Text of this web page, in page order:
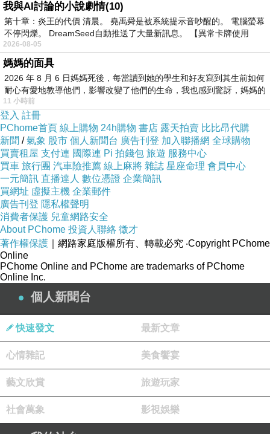
店內位置不多,不超過10席
我與AI討論的小說劇情(10)
第十章：炎王的代價 清晨。 堯禹舜是被系統提示音吵醒的。 電腦螢幕
不停閃爍。 DreamSeed自動推送了大量新訊息。 【異常卡牌使用
2026-08-05
媽媽的面具
2026 年 8 月 6 日媽媽死後，每當讀到她的學生和好友寫到其生前如何
耐心有愛地教導他們，影響改變了他們的生命，我也感到驚訝，媽媽的
11 小時前
登入 註冊
PChome首頁 線上購物 24h購物 書店 露天拍賣 比比昂代購
新聞 /氣象 股市 個人新聞台 廣告刊登 加入聯播網 全球購物
買賣租屋 支付連 國際連 Pi 拍錢包 旅遊 服務中心
買車 旅行團 汽車險推薦 線上麻將 雜誌 星座命理 會員中心
一元簡訊 直播達人 數位憑證 企業簡訊
買網址 虛擬主機 企業郵件
廣告刊登 隱私權聲明
消費者保護 兒童網路安全
About PChome 投資人聯絡 徵才
著作權保護 ｜網路家庭版權所有、轉載必究 ‧Copyright PChome
Online
PChome Online and PChome are trademarks of PChome
Online Inc.
個人新聞台
快速發文 最新文章
心情雜記 美食饗宴
藝文欣賞 旅遊玩家
社會萬象 影視娛樂